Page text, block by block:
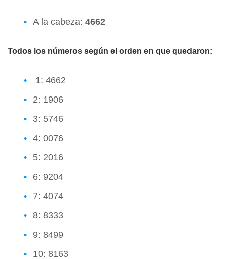
A la cabeza: 4662
Todos los números según el orden en que quedaron:
1: 4662
2: 1906
3: 5746
4: 0076
5: 2016
6: 9204
7: 4074
8: 8333
9: 8499
10: 8163